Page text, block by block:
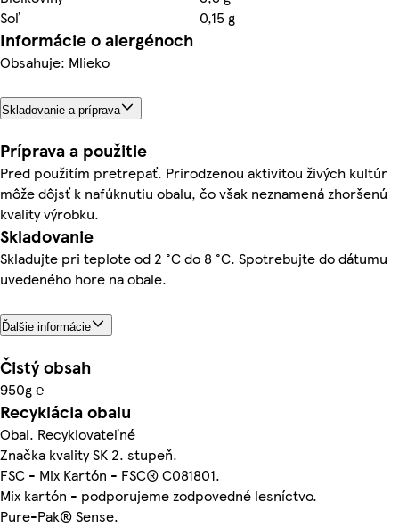
Soľ
0,15 g
Informácie o alergénoch
Obsahuje: Mlieko
Skladovanie a príprava
Príprava a použitie
Pred použitím pretrepať. Prirodzenou aktivitou živých kultúr
môže dôjsť k nafúknutiu obalu, čo však neznamená zhoršenú
kvality výrobku.
Skladovanie
Skladujte pri teplote od 2 °C do 8 °C. Spotrebujte do dátumu
uvedeného hore na obale.
Ďalšie informácie
Čistý obsah
950g ℮
Recyklácia obalu
Obal. Recyklovateľné
Značka kvality SK 2. stupeň.
FSC - Mix Kartón - FSC® C081801.
Mix kartón - podporujeme zodpovedné lesníctvo.
Pure-Pak® Sense.